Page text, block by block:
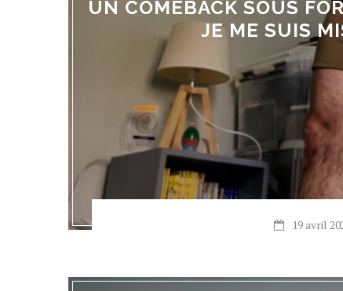
UN COMEBACK SOUS
JE ME SUIS
19 avril